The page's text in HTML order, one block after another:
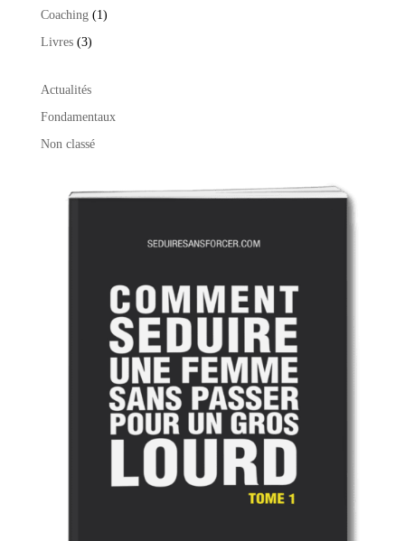
Coaching 11
Livres 33
Actualités
Fondamentaux
Non classé